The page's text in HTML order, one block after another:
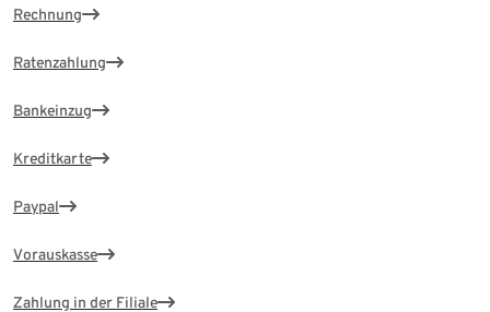
Rechnung
Ratenzahlung
Bankeinzug
Kreditkarte
Paypal
Vorauskasse
Zahlung in der Filiale